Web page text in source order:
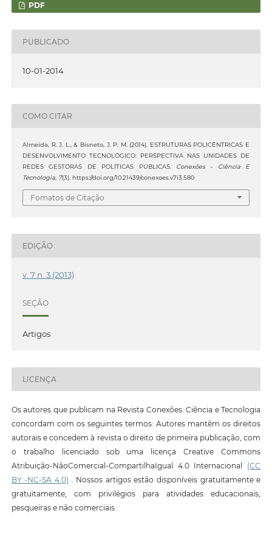
PDF
PUBLICADO
10-01-2014
COMO CITAR
Almeida, R. J. L., & Bisneto, J. P. M. (2014). ESTRUTURAS POLICÊNTRICAS E
DESENVOLVIMENTO TECNOLÓGICO: PERSPECTIVA NAS UNIDADES DE
REDES GESTORAS DE POLÍTICAS PÚBLICAS.
Conexões - Ciência E
Tecnologia, 7(3). https://doi.org/10.21439/conexoes.v7i3.580
Fomatos de Citação
EDIÇÃO
v. 7 n. 3 (2013)
SEÇÃO
Artigos
LICENÇA
Os autores que publicam na Revista Conexões: Ciência e Tecnologia
concordam com os seguintes termos: Autores mantêm os direitos
autorais e concedem à revista o direito de primeira publicação, com
o trabalho licenciado sob uma licença Creative Commons
Atribuição-NãoComercial-CompartilhaIgual 4.0 Internacional (CC
BY -NC-SA 4.0) . Nossos artigos estão disponíveis gratuitamente e
gratuitamente, com privilégios para atividades educacionais,
pesqueiras e não comerciais.